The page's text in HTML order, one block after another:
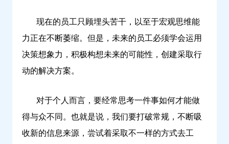
现在的员工只顾埋头苦干，以至于宏观思维能
力正在不断萎缩。但是，未来的员工必须学会运用
决策想象力，积极构想未来的可能性，创建采取行
动的解决方案。
对于个人而言，要经常思考一件事如何才能做
得与众不同。也就是说，我们要打破常规，不断吸
收新的信息来源，尝试着采取不一样的方式去工